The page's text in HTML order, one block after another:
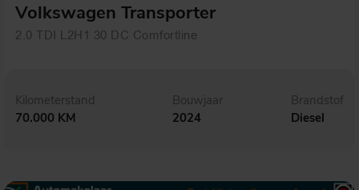
Volkswagen Transporter
2.0 TDI L2H1 30 DC Comfortline
Kilometerstand
70.000 KM
Bouwjaar
2024
Brandstof
Diesel